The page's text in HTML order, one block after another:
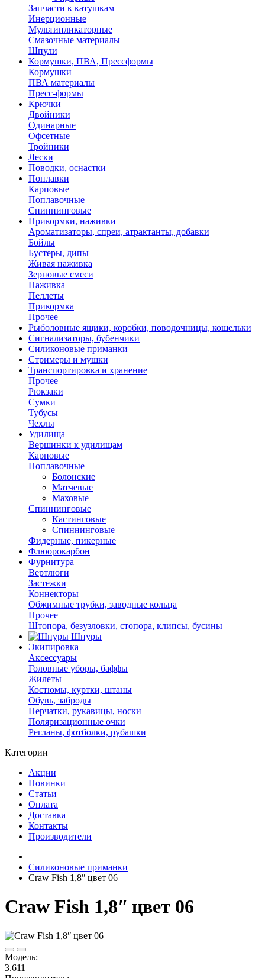
Запчасти к катушкам
Инерционные
Мультипликаторные
Смазочные материалы
Шпули
Кормушки, ПВА, Прессформы
Кормушки
ПВА материалы
Пресс-формы
Крючки
Двойники
Одинарные
Офсетные
Тройники
Лески
Поводки, оснастки
Поплавки
Карповые
Поплавочные
Спиннинговые
Прикормки, наживки
Ароматизаторы, спреи, атрактанты, добавки
Бойлы
Бустеры, дипы
Живая наживка
Зерновые смеси
Наживка
Пеллеты
Прикормка
Прочее
Рыболовные ящики, коробки, поводочницы, кошельки
Сигнализаторы, бубенчики
Силиконовые приманки
Стримеры и мушки
Транспортировка и хранение
Прочее
Рюкзаки
Сумки
Тубусы
Чехлы
Удилища
Вершинки к удилищам
Карповые
Поплавочные
Болонские
Матчевые
Маховые
Спиннинговые
Кастинговые
Спиннинговые
Фидерные, пикерные
Флюорокарбон
Фурнитура
Вертлюги
Застежки
Коннекторы
Обжимные трубки, заводные кольца
Прочее
Штопора, безузловки, стопора, клипсы, бусины
Шнуры
Экипировка
Аксессуары
Головные уборы, баффы
Жилеты
Костюмы, куртки, штаны
Обувь, заброды
Перчатки, рукавицы, носки
Поляризационные очки
Регланы, фотболки, рубашки
Категории
Акции
Новинки
Статьи
Оплата
Доставка
Контакты
Производители
Силиконовые приманки
Craw Fish 1,8ʺ цвет 06
Craw Fish 1,8ʺ цвет 06
Модель:
3.611